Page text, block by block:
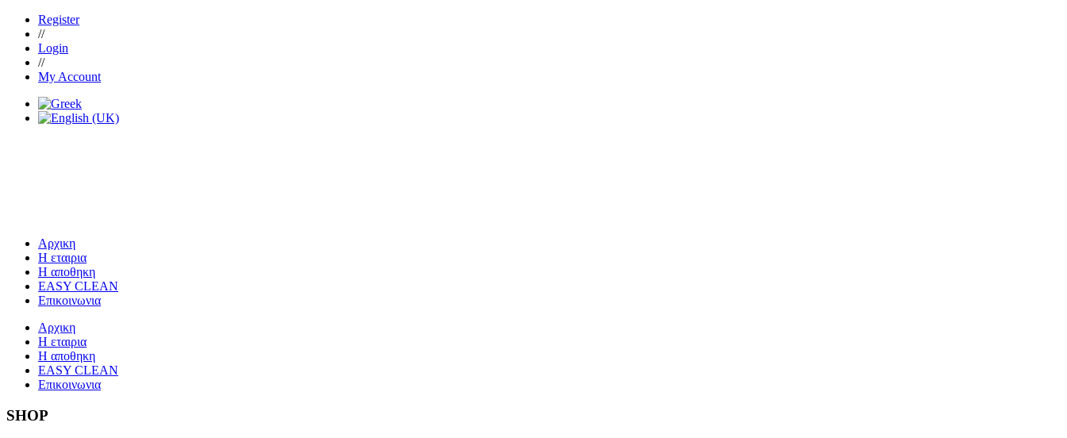
Register
//
Login
//
My Account
Αρχικη
Η εταιρια
Η αποθηκη
EASY CLEAN
Επικοινωνια
Αρχικη
Η εταιρια
Η αποθηκη
EASY CLEAN
Επικοινωνια
SHOP